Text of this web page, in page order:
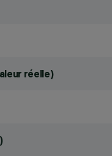
réelle)